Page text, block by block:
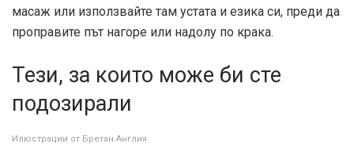
масаж или използвайте там устата и езика си, преди да
проправите път нагоре или надолу по крака.
Тези, за които може би сте
подозирали
Илюстрации от Бретан Англия